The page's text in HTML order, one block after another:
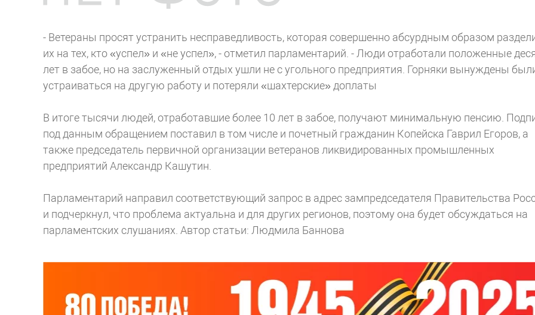
- Ветераны просят устранить несправедливость, которая совершенно абсурдным образом
их на тех, кто «успел» и «не успел», - отметил парламентарий. - Люди отработали положенные
лет в забое, но на заслуженный отдых ушли не с угольного предприятия. Горняки вынуждены
устраиваться на другую работу и потеряли «шахтерские» доплаты
В итоге тысячи людей, отработавшие более 10 лет в забое, получают минимальную пенсию.
под данным обращением поставил в том числе и почетный гражданин Копейска Гаврил Егоров, а
также председатель первичной организации ветеранов ликвидированных промышленных
предприятий Александр Кашутин.
Парламентарий направил соответствующий запрос в адрес зампредседателя Правительства
и подчеркнул, что проблема актуальна и для других регионов, поэтому она будет обсуждаться на
парламентских слушаниях. Автор статьи: Людмила Баннова